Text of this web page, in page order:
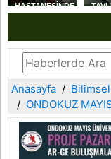
HASTANESİNDE
BESLENMENİN
ÖNEMİNE
DİKKAT
ÇEKİLDİ
Anasayfa
ONDOKUZ